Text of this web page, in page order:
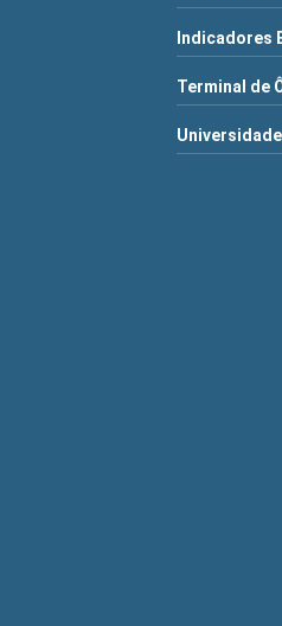
Indicadores
Terminal de